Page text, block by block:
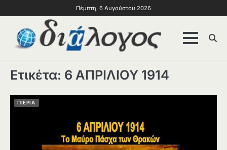
Πέμπτη, 6 Αυγούστου 2026
Ετικέτα: 6 ΑΠΡΙΛΙΟΥ 1914
ΠΙΕΡΙΑ